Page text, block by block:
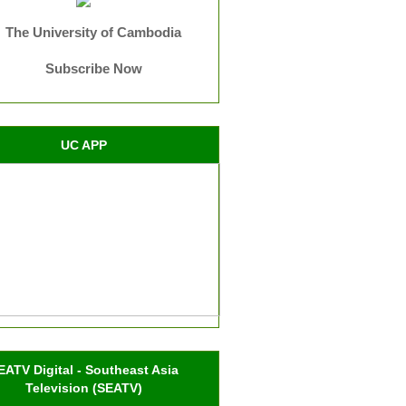
The University of Cambodia
Subscribe Now
UC APP
Digital - Southeast Asia
Television (SEATV)